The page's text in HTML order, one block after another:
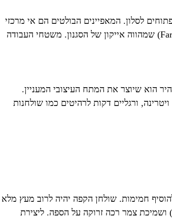
לסלון. המאפיינים הבולטים הם אי מרכזי
גדול המשמש גם לישיבה, ארונות בסגנון 'שייקר' עם קווים ישרים ונקיים (לרוב בצבע לבן, אפור או ירוק-מרווה), וכיור חרס לבן ועמוק (Farmhouse Sink) שמהווה אייקון של הסגנון. משטחי העבודה
הוא שיוצר את המתח העיצובי המעניין.
ורגליים דקות לרהיטים כמו שולחנות
חמימות. שולחן הקפה יהיה לרוב מעץ מלא
ושמיכת צמר רכה זרוקה על הספה. ליצירת